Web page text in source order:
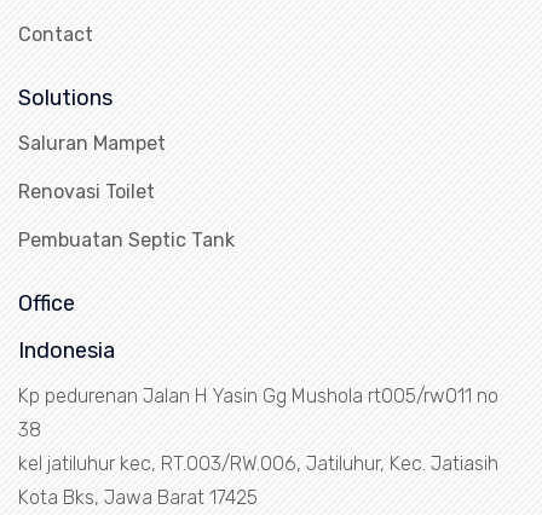
Contact
Solutions
Saluran Mampet
Renovasi Toilet
Pembuatan Septic Tank
Office
Indonesia
Kp pedurenan Jalan H Yasin Gg Mushola rt005/rw011 no
38
kel jatiluhur kec, RT.003/RW.006, Jatiluhur, Kec. Jatiasih
Kota Bks, Jawa Barat 17425